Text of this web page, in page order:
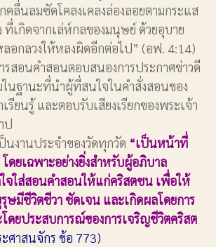
ลื่นลมซัดโคลงเคลงล่องลอยตามกระแส
ที่เกิดจากเล่ห์กลของมนุษย์ ด้วยอุบาย
อกลวงให้หลงผิดอีกต่อไป” (อฟ. 4:14)
สอนคำสอนตอบสนองการประกาศข่าวดี
นฐานะที่นำผู้ที่สนใจในคำสั่งสอนของ
เรียนรู้ และตอบรับเสียงเรียกของพระเจ้า
ป
นงานประจำของวัดทุกวัด “เป็นหน้าที่
ดยเฉพาะอย่างยิ่งสำหรับผู้อภิบาล
ใส่สอนคำสอนให้แก่คริสตชน เพื่อให้
ษมีชีวิตชีวา ชัดเจน และเกิดผลโดยการ
ดยประสบการณ์ของการเจริญชีวิตคริสต
ศาสนจักร ข้อ 773)